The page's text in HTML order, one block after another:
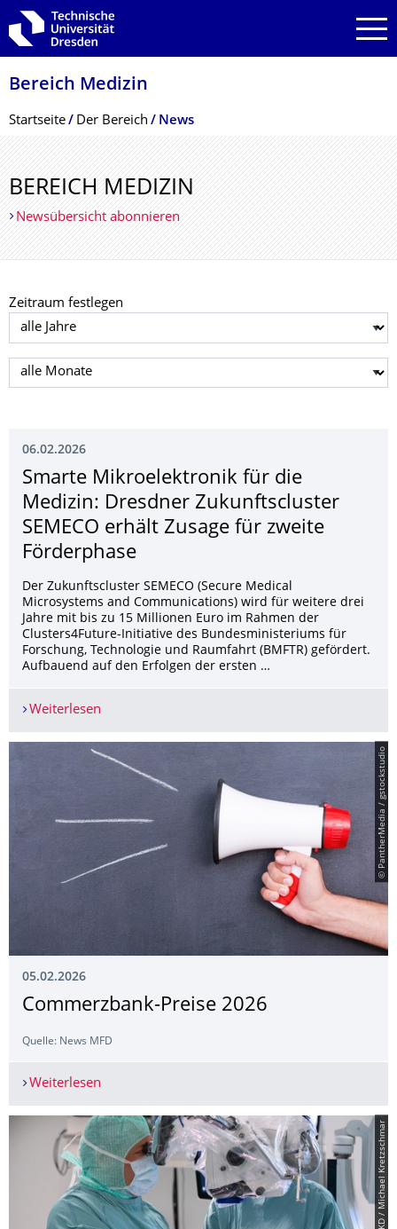
Zur Hauptnavigation springen
Zur Suche springen
Zum Inhalt springen
Bereich Medizin
Breadcrumb-Menü
Startseite Der Bereich News
BEREICH MEDIZIN
Newsübersicht abonnieren
Zeitraum festlegen
Jahr auswählen
Monat auswählen
06.02.2026
Smarte Mikroelektronik für die
Medizin: Dresdner Zukunftscluster
SEMECO erhält Zusage für zweite
Förderphase
Der Zukunftscluster SEMECO (Secure Medical
Microsystems and Communications) wird für weitere drei
Jahre mit bis zu 15 Millionen Euro im Rahmen der
Clusters4Future-Initiative des Bundesministeriums für
Forschung, Technologie und Raumfahrt (BMFTR) gefördert.
Aufbauend auf den Erfolgen der ersten …
Weiterlesen
© PantherMedia / gstockstudio
05.02.2026
Commerzbank-Preise 2026
Quelle: News MFD
Weiterlesen
© UKD / Michael Kretzschmar